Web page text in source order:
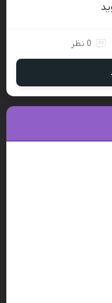
0 نظر